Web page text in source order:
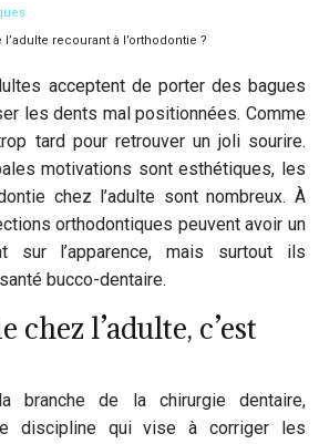
recourant à l’orthodontie ?
acceptent de porter des bagues
les dents mal positionnées. Comme
tard pour retrouver un joli sourire.
motivations sont esthétiques, les
chez l’adulte sont nombreux. À
orthodontiques peuvent avoir un
sur l’apparence, mais surtout ils
bucco-dentaire.
chez l’adulte, c’est
branche de la chirurgie dentaire,
discipline qui vise à corriger les